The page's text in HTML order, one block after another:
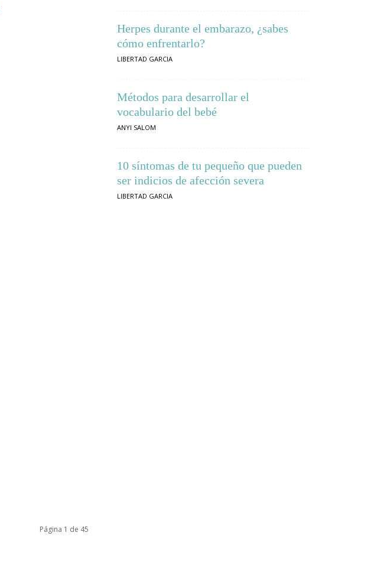
Página 1 de 45
Herpes durante el embarazo, ¿sabes
cómo enfrentarlo?
LIBERTAD GARCIA
Métodos para desarrollar el
vocabulario del bebé
ANYI SALOM
10 síntomas de tu pequeño que pueden
ser indicios de afección severa
LIBERTAD GARCIA